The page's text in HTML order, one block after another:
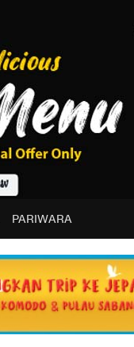
PARIWARA